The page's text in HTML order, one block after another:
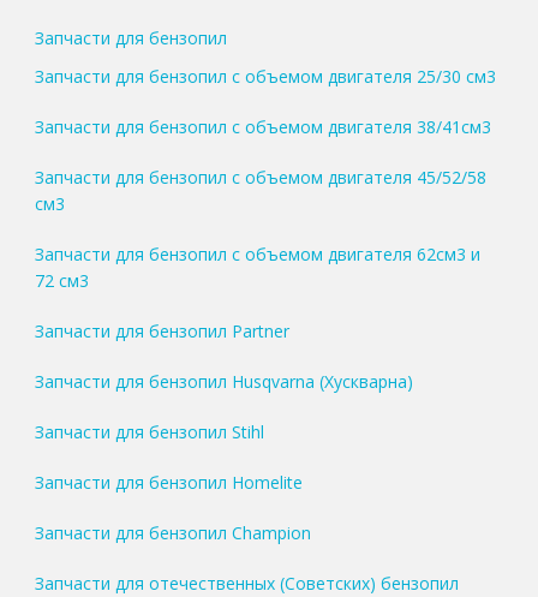
Запчасти для бензопил
Запчасти для бензопил с объемом двигателя 25/30 см3
Запчасти для бензопил с объемом двигателя 38/41см3
Запчасти для бензопил с объемом двигателя 45/52/58
см3
Запчасти для бензопил с объемом двигателя 62см3 и
72 см3
Запчасти для бензопил Partner
Запчасти для бензопил Husqvarna (Хускварна)
Запчасти для бензопил Stihl
Запчасти для бензопил Homelite
Запчасти для бензопил Champion
Запчасти для отечественных (Советских) бензопил